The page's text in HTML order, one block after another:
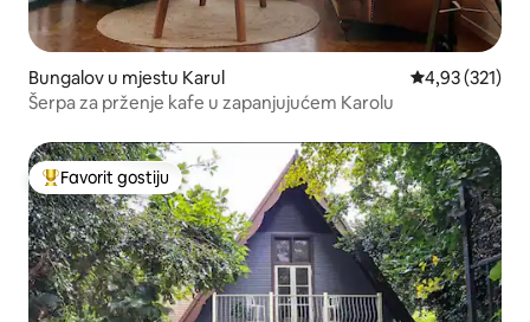
Bungalov u mjestu Karul prosječna
4,93 (321)
Šerpa za prženje kafe u zapanjujućem Karolu
Glavni favorit gostiju
Favorit gostiju